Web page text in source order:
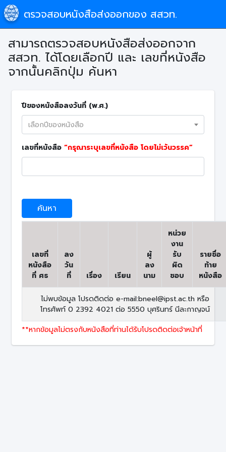
ตรวจสอบหนังสือส่งออกของ สสวท.
สามารถตรวจสอบหนังสือส่งออกจาก
สสวท. ได้โดยเลือกปี และ เลขที่หนังสือ
จากนั้นคลิกปุ่ม ค้นหา
ปีของหนังสือลงวันที่ (พ.ศ.)
เลือกปีของหนังสือ
เลขที่หนังสือ “กรุณาระบุเลขที่หนังสือ โดยไม่เว้นวรรค”
ค้นหา
เลขที่
หนังสือ
ที่ ศธ
ลง
วัน
ที่
เรื่อง เรียน
ผู้
ลง
นาม
หน่วย
งาน
รับ
ผิด
ชอบ
รายชื่อ
ท้าย
หนังสือ
ไม่พบข้อมูล โปรดติดต่อ e-mail:bneel@ipst.ac.th หรือ
โทรศัพท์ 0 2392 4021 ต่อ 5550 บุศรินทร์ นีละกาญจน์
**หากข้อมูลไม่ตรงกับหนังสือที่ท่านได้รับโปรดติดต่อเจ้าหน้าที่